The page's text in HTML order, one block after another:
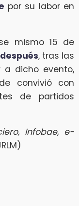
por su labor en
mismo 15 de
, tras las
a dicho evento,
convivió con
de partidos
Infobae, e-